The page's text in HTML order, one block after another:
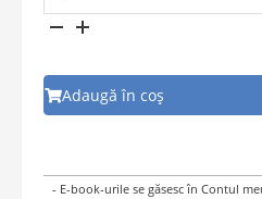
Adaugă în coș
- E-book-urile se găsesc în Contul